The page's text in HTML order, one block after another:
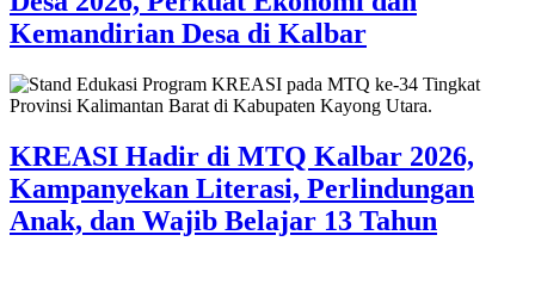
Kemandirian Desa di Kalbar
KREASI Hadir di MTQ Kalbar 2026,
Kampanyekan Literasi, Perlindungan
Anak, dan Wajib Belajar 13 Tahun